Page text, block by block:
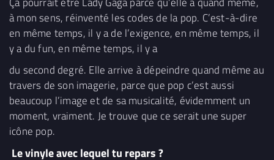
à mon sens, réinventé les codes de la pop. C’est-à-dire
en même temps, il y a de l’exigence, en même temps, il
y a du fun, en même temps, il y a
du second degré. Elle arrive à dépeindre quand même au
travers de son imagerie, parce que pop c’est aussi
beaucoup l’image et de sa musicalité, évidemment un
moment, vraiment. Je trouve que ce serait une super
icône pop.
Le vinyle avec lequel tu repars ?